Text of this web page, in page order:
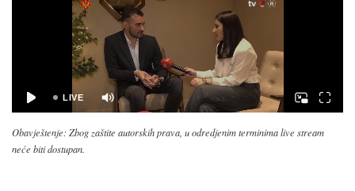
Obavještenje: Zbog zaštite autorskih prava, u odredjenim terminima live stream
neće biti dostupan.